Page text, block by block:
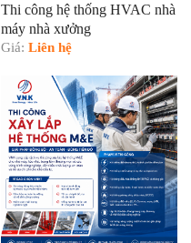
Thi công hệ thống HVAC nhà
máy nhà xưởng
Giá: Liên hệ